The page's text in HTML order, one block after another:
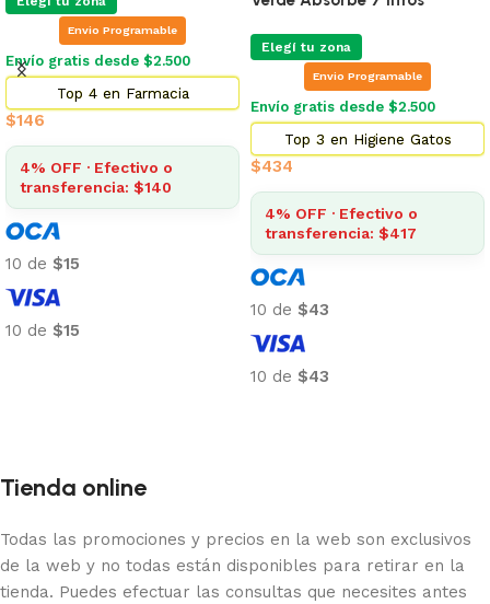
Envio Programable
Envío gratis desde $2.500
Top 4 en Farmacia
$146
4% OFF · Efectivo o
transferencia: $140
10 de $15
10 de $15
Elegí tu zona
Envio Programable
Envío gratis desde $2.500
Top 3 en Higiene Gatos
$434
4% OFF · Efectivo o
transferencia: $417
10 de $43
10 de $43
Tienda online
Todas las promociones y precios en la web son exclusivos
de la web y no todas están disponibles para retirar en la
tienda. Puedes efectuar las consultas que necesites antes